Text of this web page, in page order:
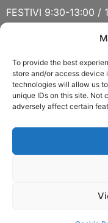
To provide the best
store and/or access device
technologies will allow us
unique IDs on this site. Not
adversely affect certain
FESTIVI 9:30-13:00 /
SABATO 15
ORARIO ESTIVO
FERIALI 8:30-13:00 /
FESTIVI 8:30-12:30